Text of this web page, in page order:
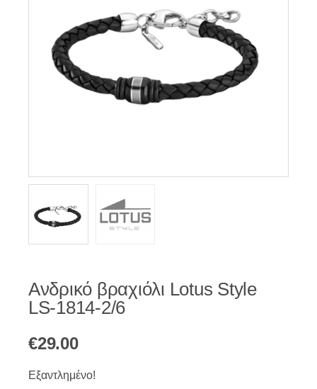
Ανδρικό βραχιόλι Lotus Style
LS-1814-2/6
€29.00
Εξαντλημένο!